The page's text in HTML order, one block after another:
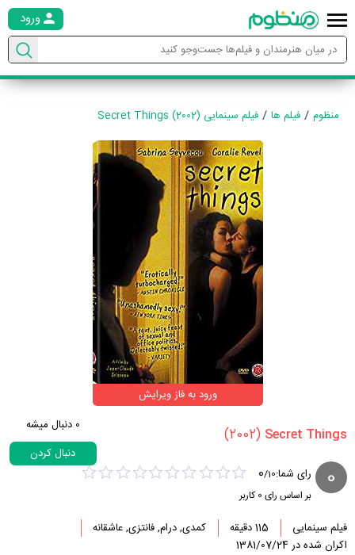
ورود
منظوم فیلم ها فیلم سینمایی Secret Things (2002)
ورود به فاز ویرایش
(2002)
0 دنبال میشه
دنبال کردن
0 رای شما: 0/10
بر اساس رای 0کاربر
فیلم سینمایی 115 دقیقه
کمدی, درام, فانتزی, عاشقانه
اکران شده در 1381/07/24